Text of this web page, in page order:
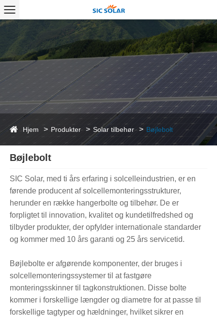
Hjem Produkter Solar tilbehør Bøjlebolt
Bøjlebolt
SIC Solar, med ti års erfaring i solcelleindustrien, er en
førende producent af solcellemonteringsstrukturer,
herunder en række hangerbolte og tilbehør. De er
forpligtet til innovation, kvalitet og kundetilfredshed og
tilbyder produkter, der opfylder internationale standarder
og kommer med 10 års garanti og 25 års servicetid.
Bøjlebolte er afgørende komponenter, der bruges i
solcellemonteringssystemer til at fastgøre
monteringsskinner til tagkonstruktionen. Disse bolte
kommer i forskellige længder og diametre for at passe til
forskellige tagtyper og hældninger, hvilket sikrer en